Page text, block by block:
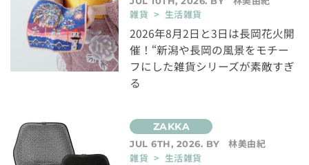
雑貨 > 生活雑貨
2026年8月2日と3日は長岡花火開
催！“新潟や長岡の風景をモチー
フにした雑貨シリーズが素敵すぎ
る
JUL 6TH, 2026. BY
林美由紀
雑貨 > 生活雑貨